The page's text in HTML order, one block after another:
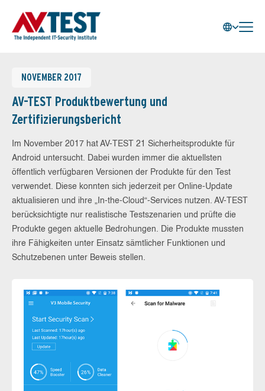
NOVEMBER 2017
AV-TEST Produktbewertung und
Zertifizierungsbericht
Im November 2017 hat AV-TEST 21 Sicherheitsprodukte für
Android untersucht. Dabei wurden immer die aktuellsten
öffentlich verfügbaren Versionen der Produkte für den Test
verwendet. Diese konnten sich jederzeit per Online-Update
aktualisieren und ihre „In-the-Cloud“-Services nutzen. AV-TEST
berücksichtigte nur realistische Testszenarien und prüfte die
Produkte gegen aktuelle Bedrohungen. Die Produkte mussten
ihre Fähigkeiten unter Einsatz sämtlicher Funktionen und
Schutzebenen unter Beweis stellen.